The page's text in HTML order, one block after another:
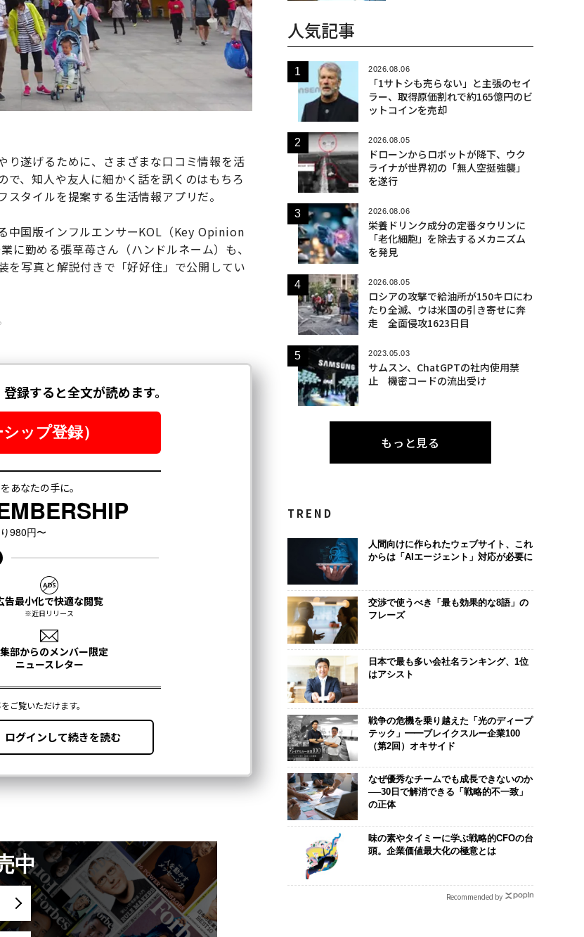
り遂げるために、さまざまな口コミ情報を活
、知人や友人に細かく話を訊くのはもちろ
タイルを提案する生活情報アプリだ。
中国版インフルエンサーKOL（Key Opinion
勤める張草苺さん（ハンドルネーム）も、
を写真と解説付きで「好好住」で公開してい
中
人気記事
2026.08.06
「1サトシも売らない」と主張のセイ
ラー、取得原価割れで約165億円のビ
ットコインを売却
2026.08.05
ドローンからロボットが降下、ウク
ライナが世界初の「無人空挺強襲」
を遂行
2026.08.06
栄養ドリンク成分の定番タウリンに
「老化細胞」を除去するメカニズム
を発見
2026.08.05
ロシアの攻撃で給油所が150キロにわ
たり全滅、ウは米国の引き寄せに奔
走 全面侵攻1623日目
2023.05.03
サムスン、ChatGPTの社内使用禁
止 機密コードの流出受け
もっと見る
TREND
人間向けに作られたウェブサイト、これ
からは「AIエージェント」対応が必要に
交渉で使うべき「最も効果的な8語」の
フレーズ
日本で最も多い会社名ランキング、1位
はアシスト
戦争の危機を乗り越えた「光のディープ
テック」━━ブレイクスルー企業100
（第2回）オキサイド
なぜ優秀なチームでも成長できないのか
──30日で解消できる「戦略的不一致」
の正体
味の素やタイミーに学ぶ戦略的CFOの台
頭。企業価値最大化の極意とは
Recommended by